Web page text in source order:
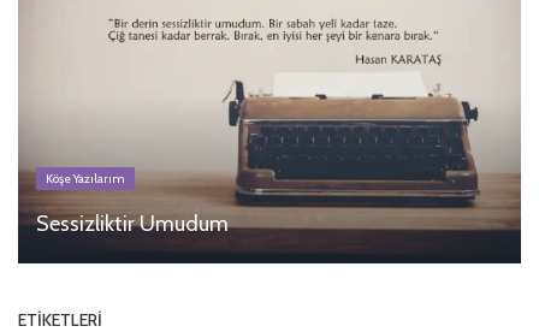
Köşe Yazılarım
Sessizliktir Umudum
ETIKETLERI